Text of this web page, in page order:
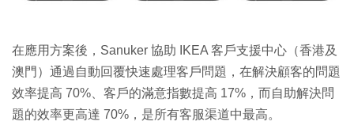
在應用方案後，Sanuker 協助 IKEA 客戶支援中心（香港及
澳門）通過自動回覆快速處理客戶問題，在解決顧客的問題
效率提高 70%、客戶的滿意指數提高 17%，而自助解決問
題的效率更高達 70%，是所有客服渠道中最高。